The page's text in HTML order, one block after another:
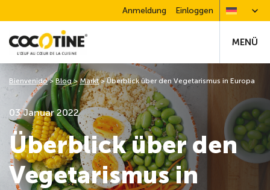
Anmeldung Einloggen
MENÜ
03 Januar 2022
Überblick über den
Vegetarismus in
Bienvenido>Blog>Markt>Überblick über den Vegetarismus in Europa